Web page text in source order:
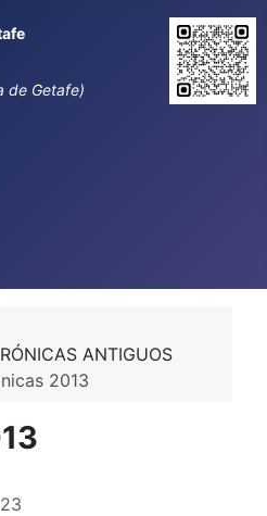
de Getafe)
ANTIGUOS
2013